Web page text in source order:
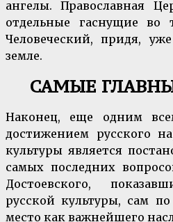
ангелы. Православная
отдельные гаснущие
Человеческий, придя,
земле.
САМЫЕ
Наконец, еще одним
достижением русского
культуры является
самых последних
Достоевского,
русской культуры, сам
место как важнейшего